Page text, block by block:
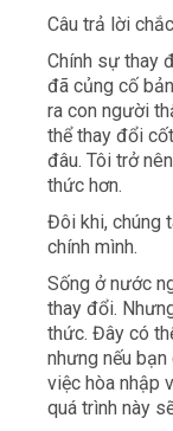
Câu trả lời
Chính sự thay
đã củng cố
ra con người
thể thay đổi
đâu. Tôi trở
thức hơn.
Đôi khi, chúng
chính mình.
Sống ở nước
thay đổi.
thức. Đây có
nhưng nếu
việc hòa nhập
quá trình này